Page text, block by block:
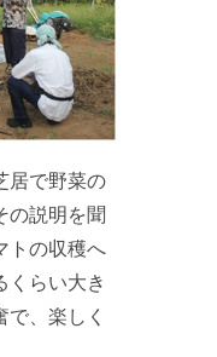
居で野菜の
の説明を聞
トの収穫へ
くらい大き
、楽しく